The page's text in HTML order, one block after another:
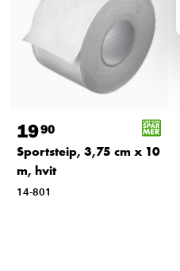
1990
Sportsteip, 3,75 cm x 10
m, hvit
14-801